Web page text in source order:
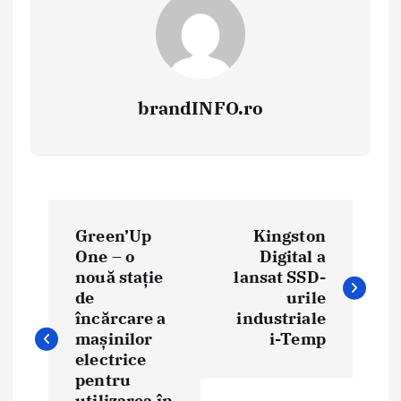
brandINFO.ro
i
g
Green’Up
One – o
nouă stație
de
încărcare a
mașinilor
electrice
pentru
Kingston
Digital a
lansat SSD-
urile
industriale
i-Temp